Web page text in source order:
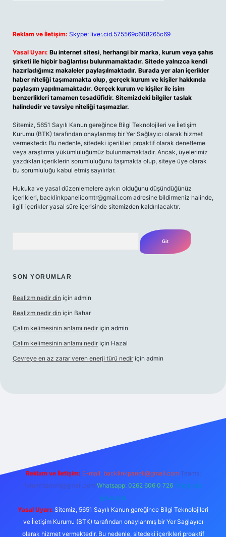
Reklam ve İletişim: Skype: live:.cid.575569c608265c69
Yasal Uyarı: Bu internet sitesi, herhangi bir marka, kurum veya şahıs
şirketi ile hiçbir bağlantısı bulunmamaktadır. Sitede yalnızca kendi
hazırladığımız makaleler paylaşılmaktadır. Burada yer alan içerikler
haber niteliği taşımamakta olup, gerçek kurum ve kişiler hakkında
paylaşım yapılmamaktadır. Gerçek kurum ve kişiler ile isim
benzerlikleri tamamen tesadüfidir. Sitemizdeki bilgiler taslak
halindedir ve tavsiye niteliği taşımazlar.
Sitemiz, 5651 Sayılı Kanun gereğince Bilgi Teknolojileri ve İletişim
Kurumu (BTK) tarafından onaylanmış bir Yer Sağlayıcı olarak hizmet
vermektedir. Bu nedenle, sitedeki içerikleri proaktif olarak denetleme
veya araştırma yükümlülüğümüz bulunmamaktadır. Ancak, üyelerimiz
yazdıkları içeriklerin sorumluluğunu taşımakta olup, siteye üye olarak
bu sorumluluğu kabul etmiş sayılırlar.
Hukuka ve yasal düzenlemelere aykırı olduğunu düşündüğünüz
içerikleri, backlinkpanelicomtr@gmail.com adresine bildirmeniz halinde,
ilgili içerikler yasal süre içerisinde sitemizden kaldırılacaktır.
SON YORUMLAR
Realizm nedir din için admin
Realizm nedir din için Bahar
Çalım kelimesinin anlamı nedir için admin
Çalım kelimesinin anlamı nedir için Hazal
Çevreye en az zarar veren enerji türü nedir için admin
Reklam ve İletişim: E-mail: backlinkpaneli@gmail.com Teams:
forumhizmeti@gmail.com Whatsapp: 0262 606 0 726 Telegram:
@karabul
Yasal Uyarı: Sitemiz, 5651 Sayılı Kanun gereğince Bilgi Teknolojileri
ve İletişim Kurumu (BTK) tarafından onaylanmış bir Yer Sağlayıcı
olarak hizmet vermektedir. Bu nedenle, sitedeki içerikleri proaktif